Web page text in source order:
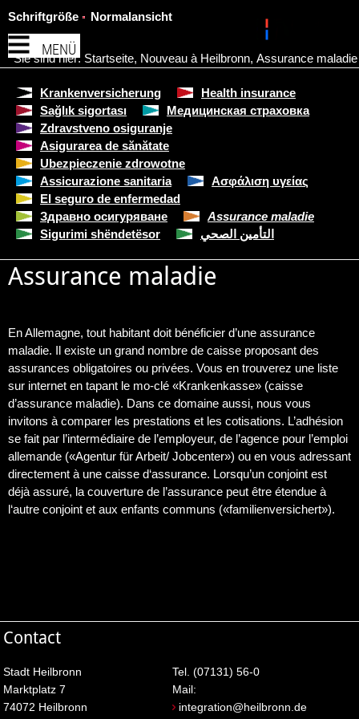
MENÜ
Schriftgröße Normalansicht
Sie sind hier: Startseite, Nouveau à Heilbronn, Assurance maladie
Krankenversicherung
Health insurance
Sağlık sigortası
Медицинская страховка
Zdravstveno osiguranje
Asigurarea de sănătate
Ubezpieczenie zdrowotne
Assicurazione sanitaria
Ασφάλιση υγείας
El seguro de enfermedad
Здравно осигуряване
Assurance maladie
Sigurimi shëndetësor
التأمين الصحي
Assurance maladie
En Allemagne, tout habitant doit bénéficier d’une assurance
maladie. Il existe un grand nombre de caisse proposant des
assurances obligatoires ou privées. Vous en trouverez une liste
sur internet en tapant le mo-clé «Krankenkasse» (caisse
d’assurance maladie). Dans ce domaine aussi, nous vous
invitons à comparer les prestations et les cotisations. L’adhésion
se fait par l’intermédiaire de l’employeur, de l’agence pour l’emploi
allemande («Agentur für Arbeit/ Jobcenter») ou en vous adressant
directement à une caisse d‘assurance. Lorsqu’un conjoint est
déjà assuré, la couverture de l’assurance peut être étendue à
l‘autre conjoint et aux enfants communs («familienversichert»).
Contact
Stadt Heilbronn
Marktplatz 7
74072 Heilbronn
Tel. (07131) 56-0
Mail:
integration@heilbronn.de